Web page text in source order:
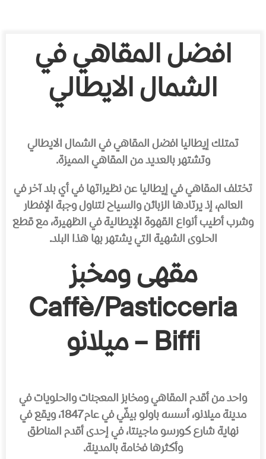
افضل المقاهي في
الشمال الايطالي
تمتلك إيطاليا افضل المقاهي في الشمال الايطالي
وتشتهر بالعديد من المقاهي المميزة.
تختلف المقاهي في إيطاليا عن نظيراتها في أي بلد آخر في
العالم، إذ يرتادها الزبائن والسياح لتناول وجبة الإفطار
وشرب أطيب أنواع القهوة الإيطالية في الظهيرة، مع قطع
الحلوى الشهية التي يشتهر بها هذا البلد.
مقهى ومخبز
Caffè/Pasticceria
Biffi – ميلانو
واحد من أقدم المقاهي ومخابز المعجنات والحلويات في
مدينة ميلانو، أسسه باولو بيفّي في عام 1847، ويقع في
نهاية شارع كورسو ماجينتا، في إحدى أقدم المناطق
وأكثرها فخامة بالمدينة.